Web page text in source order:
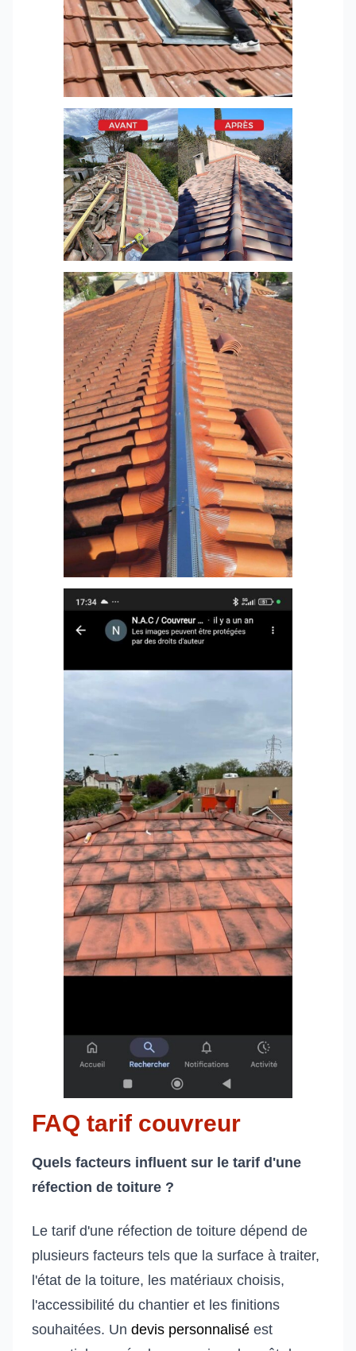
FAQ tarif couvreur
Quels facteurs influent sur le tarif d'une
réfection de toiture ?
Le tarif d'une réfection de toiture dépend de
plusieurs facteurs tels que la surface à traiter,
l'état de la toiture, les matériaux choisis,
l'accessibilité du chantier et les finitions
souhaitées. Un devis personnalisé est